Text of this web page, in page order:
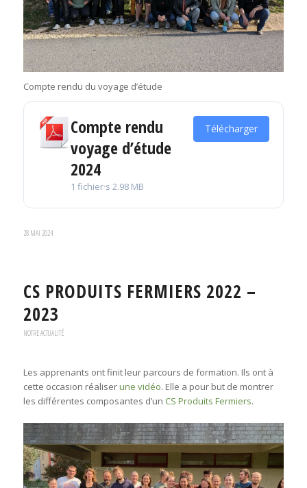
Compte rendu du voyage d’étude
Compte rendu
voyage d’étude
2024
1 fichier·s 2.98 MB
Télécharger
28 MAI 2024
CS PRODUITS FERMIERS 2022 –
2023
NOTRE ACTUALITÉ
Les apprenants ont finit leur parcours de formation. Ils ont à
cette occasion réaliserune vidéo. Elle a pour but de montrer
les différentes composantes d’un CS Produits Fermiers.